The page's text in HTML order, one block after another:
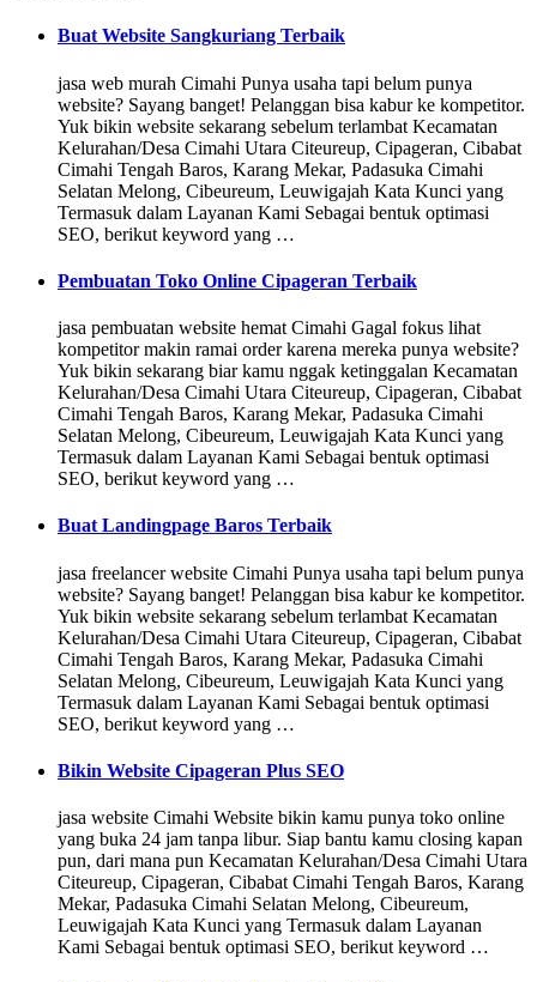
Buat Website Sangkuriang Terbaik
jasa web murah Cimahi Punya usaha tapi belum punya
website? Sayang banget! Pelanggan bisa kabur ke kompetitor.
Yuk bikin website sekarang sebelum terlambat Kecamatan
Kelurahan/Desa Cimahi Utara Citeureup, Cipageran, Cibabat
Cimahi Tengah Baros, Karang Mekar, Padasuka Cimahi
Selatan Melong, Cibeureum, Leuwigajah Kata Kunci yang
Termasuk dalam Layanan Kami Sebagai bentuk optimasi
SEO, berikut keyword yang …
Pembuatan Toko Online Cipageran Terbaik
jasa pembuatan website hemat Cimahi Gagal fokus lihat
kompetitor makin ramai order karena mereka punya website?
Yuk bikin sekarang biar kamu nggak ketinggalan Kecamatan
Kelurahan/Desa Cimahi Utara Citeureup, Cipageran, Cibabat
Cimahi Tengah Baros, Karang Mekar, Padasuka Cimahi
Selatan Melong, Cibeureum, Leuwigajah Kata Kunci yang
Termasuk dalam Layanan Kami Sebagai bentuk optimasi
SEO, berikut keyword yang …
Buat Landingpage Baros Terbaik
jasa freelancer website Cimahi Punya usaha tapi belum punya
website? Sayang banget! Pelanggan bisa kabur ke kompetitor.
Yuk bikin website sekarang sebelum terlambat Kecamatan
Kelurahan/Desa Cimahi Utara Citeureup, Cipageran, Cibabat
Cimahi Tengah Baros, Karang Mekar, Padasuka Cimahi
Selatan Melong, Cibeureum, Leuwigajah Kata Kunci yang
Termasuk dalam Layanan Kami Sebagai bentuk optimasi
SEO, berikut keyword yang …
Bikin Website Cipageran Plus SEO
jasa website Cimahi Website bikin kamu punya toko online
yang buka 24 jam tanpa libur. Siap bantu kamu closing kapan
pun, dari mana pun Kecamatan Kelurahan/Desa Cimahi Utara
Citeureup, Cipageran, Cibabat Cimahi Tengah Baros, Karang
Mekar, Padasuka Cimahi Selatan Melong, Cibeureum,
Leuwigajah Kata Kunci yang Termasuk dalam Layanan
Kami Sebagai bentuk optimasi SEO, berikut keyword …